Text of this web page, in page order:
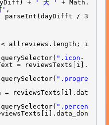
+ ' 天 '
+ Math.
' ,
parseInt(dayDifft / 3
allreviews.length; i
".icon-
= reviewsTexts[i].
".progre
= reviewsTexts[i].dat
".percen